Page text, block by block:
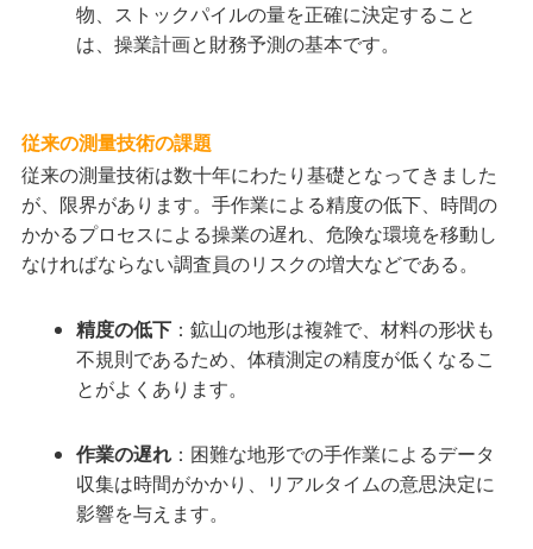
物、ストックパイルの量を正確に決定すること
は、操業計画と財務予測の基本です。
従来の測量技術の課題
従来の測量技術は数十年にわたり基礎となってきました
が、限界があります。手作業による精度の低下、時間の
かかるプロセスによる操業の遅れ、危険な環境を移動し
なければならない調査員のリスクの増大などである。
精度の低下 ：鉱山の地形は複雑で、材料の形状も
不規則であるため、体積測定の精度が低くなるこ
とがよくあります。
作業の遅れ ：困難な地形での手作業によるデータ
収集は時間がかかり、リアルタイムの意思決定に
影響を与えます。